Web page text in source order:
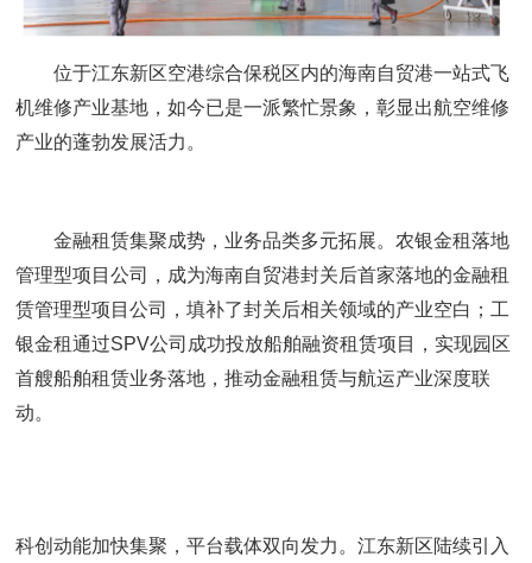
位于江东新区空港综合保税区内的海南自贸港一站式飞
机维修产业基地，如今已是一派繁忙景象，彰显出航空维修
产业的蓬勃发展活力。
金融租赁集聚成势，业务品类多元拓展。农银金租落地
管理型项目公司，成为海南自贸港封关后首家落地的金融租
赁管理型项目公司，填补了封关后相关领域的产业空白；工
银金租通过SPV公司成功投放船舶融资租赁项目，实现园区
首艘船舶租赁业务落地，推动金融租赁与航运产业深度联
动。
科创动能加快集聚，平台载体双向发力。江东新区陆续引入